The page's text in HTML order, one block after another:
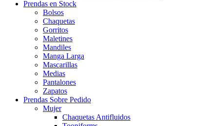
Prendas en Stock
Bolsos
Chaquetas
Gorritos
Maletines
Mandiles
Manga Larga
Mascarillas
Medias
Pantalones
Zapatos
Prendas Sobre Pedido
Mujer
Chaquetas Antifluidos